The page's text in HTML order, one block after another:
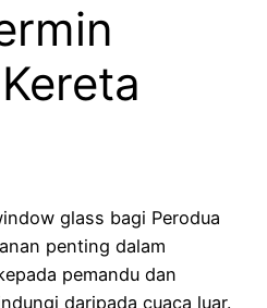
glass bagi Perodua
penting dalam
pemandu dan
daripada cuaca luar.